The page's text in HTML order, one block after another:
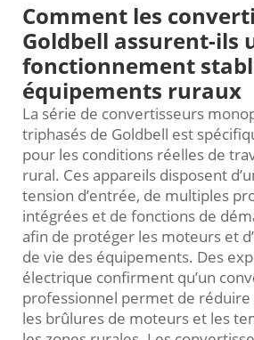
Comment les
Goldbell assurent-ils
fonctionnement
équipements ruraux
La série de convertisseurs
triphasés de Goldbell est
pour les conditions réelles de
rural. Ces appareils disposent
tension d’entrée, de multiples
intégrées et de fonctions de
afin de protéger les moteurs et
de vie des équipements. Des
électrique confirment qu’un
professionnel permet de réduire
les brûlures de moteurs et les